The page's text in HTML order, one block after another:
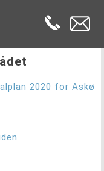
2020 for Askø